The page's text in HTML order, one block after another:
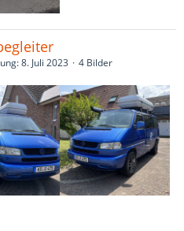
8. Juli 2023 4 Bilder